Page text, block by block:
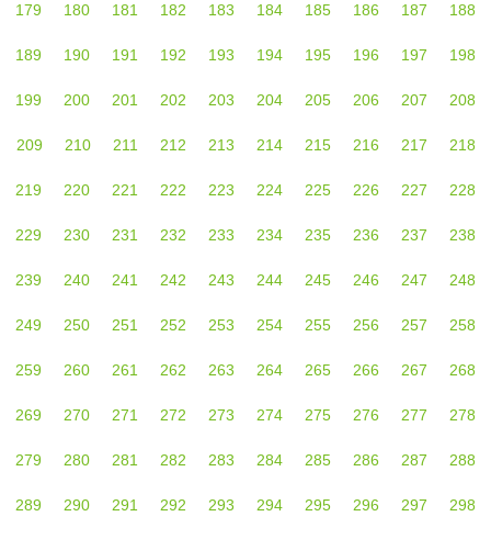
179 180 181 182 183 184 185 186 187 188
189 190 191 192 193 194 195 196 197 198
199 200 201 202 203 204 205 206 207 208
209 210 211 212 213 214 215 216 217 218
219 220 221 222 223 224 225 226 227 228
229 230 231 232 233 234 235 236 237 238
239 240 241 242 243 244 245 246 247 248
249 250 251 252 253 254 255 256 257 258
259 260 261 262 263 264 265 266 267 268
269 270 271 272 273 274 275 276 277 278
279 280 281 282 283 284 285 286 287 288
289 290 291 292 293 294 295 296 297 298